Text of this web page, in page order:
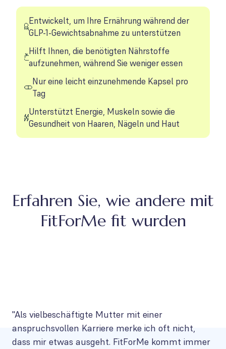
Entwickelt, um Ihre Ernährung während der
GLP-1-Gewichtsabnahme zu unterstützen
Hilft Ihnen, die benötigten Nährstoffe
aufzunehmen, während Sie weniger essen
Nur eine leicht einzunehmende Kapsel pro
Tag
Unterstützt Energie, Muskeln sowie die
Gesundheit von Haaren, Nägeln und Haut
Erfahren Sie, wie andere mit
FitForMe fit wurden
"Als vielbeschäftigte Mutter mit einer
anspruchsvollen Karriere merke ich oft nicht,
dass mir etwas ausgeht. FitForMe kommt immer